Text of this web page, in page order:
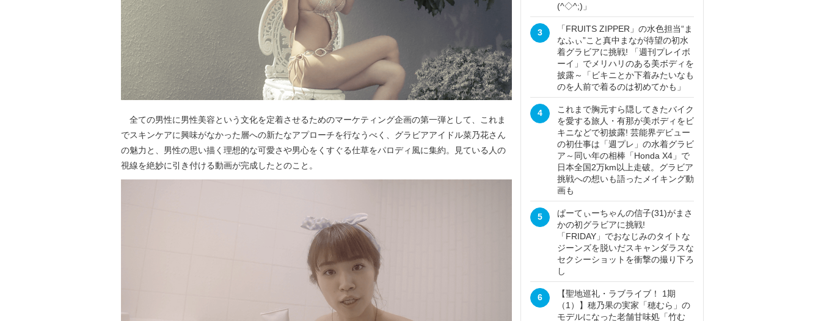
全ての男性に男性美容という文化を定着させるためのマーケティング企画の第一弾として、これま
でスキンケアに興味がなかった層への新たなアプローチを行なうべく、グラビアアイドル菜乃花さん
の魅力と、男性の思い描く理想的な可愛さや男心をくすぐる仕草をパロディ風に集約。見ている人の
視線を絶妙に引き付ける動画が完成したとのこと。
(^◇^;)」
3
「FRUITS ZIPPER」の水色担当“ま
なふぃ”こと真中まなが待望の初水
着グラビアに挑戦! 「週刊プレイボ
ーイ」でメリハリのある美ボディを
披露～「ビキニとか下着みたいなも
のを人前で着るのは初めてかも」
4
これまで胸元すら隠してきたバイク
を愛する旅人・有那が美ボディをビ
キニなどで初披露! 芸能界デビュー
の初仕事は「週プレ」の水着グラビ
ア～同い年の相棒「Honda X4」で
日本全国2万km以上走破。グラビア
挑戦への想いも語ったメイキング動
画も
5
ぱーてぃーちゃんの信子(31)がまさ
かの初グラビアに挑戦!
「FRIDAY」でおなじみのタイトな
ジーンズを脱いだスキャンダラスな
セクシーショットを衝撃の撮り下ろ
し
6
【聖地巡礼・ラブライブ！ 1期
（1）】穂乃果の実家「穂むら」の
モデルになった老舗甘味処「竹む